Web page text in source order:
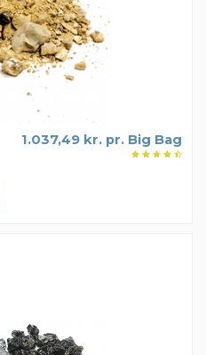
1.037,49 kr. pr. Big Bag